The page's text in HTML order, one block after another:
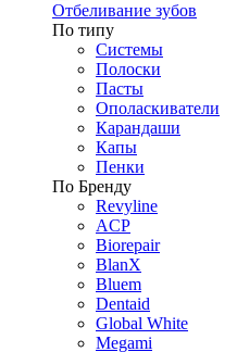
Отбеливание зубов
По типу
Системы
Полоски
Пасты
Ополаскиватели
Карандаши
Капы
Пенки
По Бренду
Revyline
ACP
Biorepair
BlanX
Bluem
Dentaid
Global White
Megami